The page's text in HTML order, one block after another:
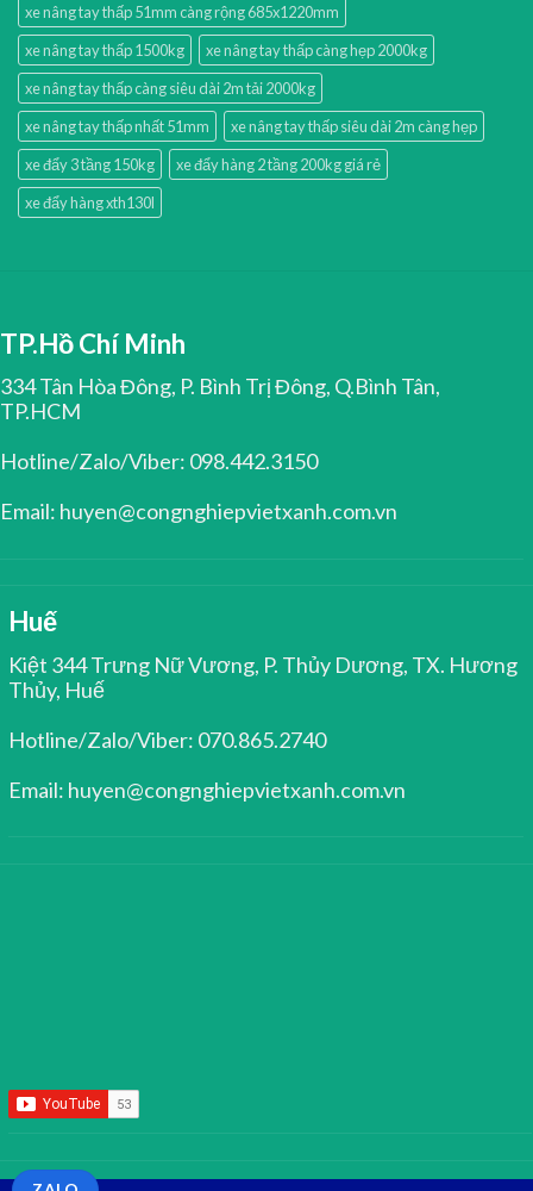
xe nâng tay thấp 51mm càng rộng 685x1220mm
xe nâng tay thấp 1500kg
xe nâng tay thấp càng hẹp 2000kg
xe nâng tay thấp càng siêu dài 2m tải 2000kg
xe nâng tay thấp nhất 51mm
xe nâng tay thấp siêu dài 2m càng hẹp
xe đẩy 3 tầng 150kg
xe đẩy hàng 2 tầng 200kg giá rẻ
xe đẩy hàng xth130l
TP.Hồ Chí Minh
334 Tân Hòa Đông, P. Bình Trị Đông, Q.Bình Tân,
TP.HCM
Hotline/Zalo/Viber: 098.442.3150
Email: huyen@congnghiepvietxanh.com.vn
Huế
Kiệt 344 Trưng Nữ Vương, P. Thủy Dương, TX. Hương
Thủy, Huế
Hotline/Zalo/Viber: 070.865.2740
Email: huyen@congnghiepvietxanh.com.vn